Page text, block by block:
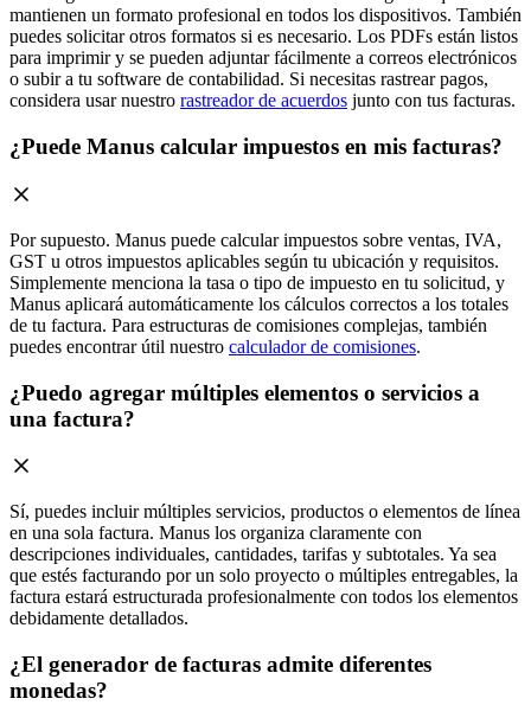
mantienen un formato profesional en todos los dispositivos. También
puedes solicitar otros formatos si es necesario. Los PDFs están listos
para imprimir y se pueden adjuntar fácilmente a correos electrónicos
o subir a tu software de contabilidad. Si necesitas rastrear pagos,
considera usar nuestro rastreador de acuerdos junto con tus facturas.
¿Puede Manus calcular impuestos en mis facturas?
Por supuesto. Manus puede calcular impuestos sobre ventas, IVA,
GST u otros impuestos aplicables según tu ubicación y requisitos.
Simplemente menciona la tasa o tipo de impuesto en tu solicitud, y
Manus aplicará automáticamente los cálculos correctos a los totales
de tu factura. Para estructuras de comisiones complejas, también
puedes encontrar útil nuestro calculador de comisiones.
¿Puedo agregar múltiples elementos o servicios a
una factura?
Sí, puedes incluir múltiples servicios, productos o elementos de línea
en una sola factura. Manus los organiza claramente con
descripciones individuales, cantidades, tarifas y subtotales. Ya sea
que estés facturando por un solo proyecto o múltiples entregables, la
factura estará estructurada profesionalmente con todos los elementos
debidamente detallados.
¿El generador de facturas admite diferentes
monedas?